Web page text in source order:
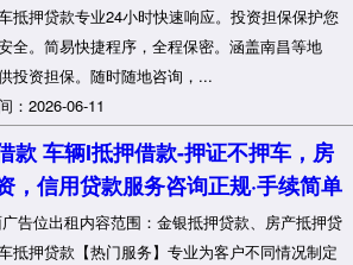
抵押贷款专业24小时快速响应。投资担保保护您
全。简易快捷程序，全程保密。涵盖南昌等地
投资担保。随时随地咨询，...
：2026-06-11
款 车辆I抵押借款-押证不押车，房
，信用贷款服务咨询正规·手续简单
告位出租内容范围：金银抵押贷款、房产抵押贷
抵押贷款【热门服务】专业为客户不同情况制定